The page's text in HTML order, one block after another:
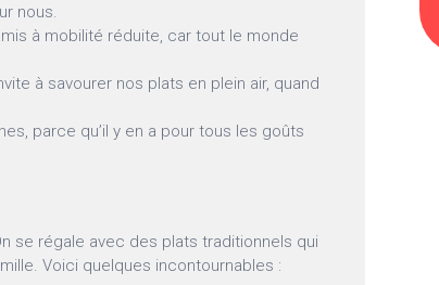
nous.
à mobilité réduite, car tout le monde
à savourer nos plats en plein air, quand
parce qu’il y en a pour tous les goûts
se régale avec des plats traditionnels qui
Voici quelques incontournables :